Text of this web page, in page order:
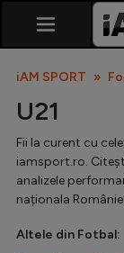
iAM SPORT
U21
Fii la curent cu
iamsport.ro.
analizele
naționala
Altele din Fotbal: